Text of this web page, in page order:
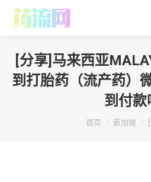
[分享]马来西亚
到打胎药（流产药）
到付款
你在这里：
首页 新加坡